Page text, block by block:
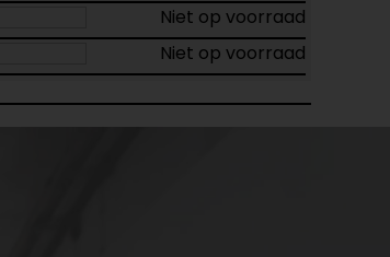
Niet op voorraad
Niet op voorraad